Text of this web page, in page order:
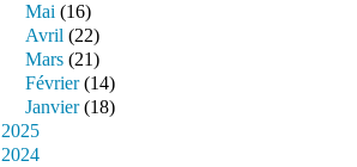
Mai (16)
Avril (22)
Mars (21)
Février(14)
Janvier(18)
2025
2024